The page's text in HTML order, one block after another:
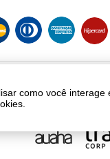
como você interage
- NEGRO E
são válidos